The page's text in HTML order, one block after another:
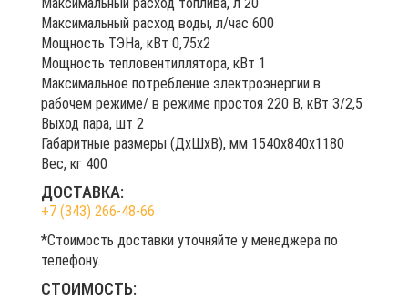
Максимальный расход воды, л/час 600
Мощность ТЭНа, кВт 0,75х2
Мощность тепловентиллятора, кВт 1
Максимальное потребление электроэнергии в
рабочем режиме/ в режиме простоя 220 В, кВт 3/2,5
Выход пара, шт 2
Габаритные размеры (ДхШхВ), мм 1540х840х1180
Вес, кг 400
ДОСТАВКА:
+7 (343) 266-48-66
*Стоимость доставки уточняйте у менеджера по
телефону.
СТОИМОСТЬ: